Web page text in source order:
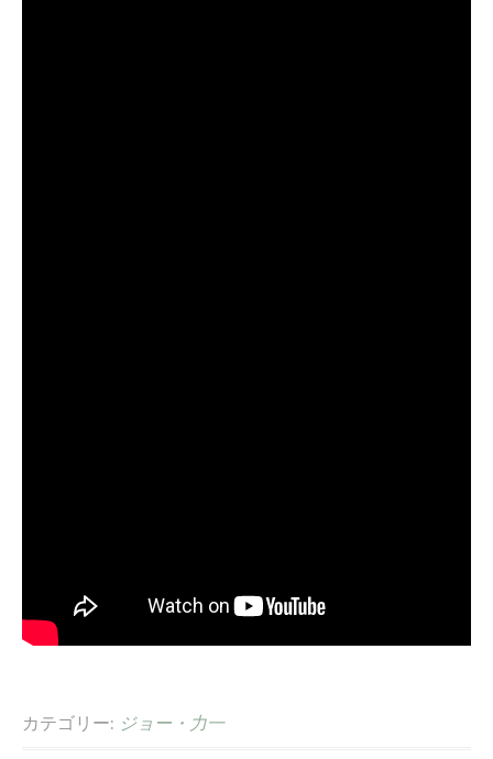
カテゴリー: ジョー・力一